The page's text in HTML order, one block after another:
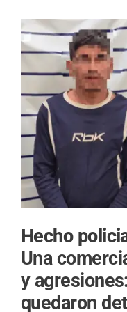
Hecho
Una
y
quedaron